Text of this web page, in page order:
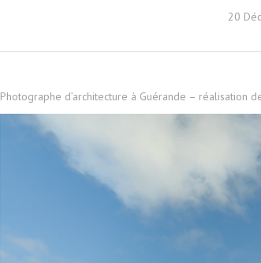
20
Photographe d’architecture à Guérande – réalisation